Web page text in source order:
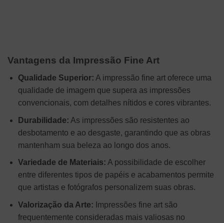
Vantagens da Impressão Fine Art
Qualidade Superior: A impressão fine art oferece uma
qualidade de imagem que supera as impressões
convencionais, com detalhes nítidos e cores vibrantes.
Durabilidade: As impressões são resistentes ao
desbotamento e ao desgaste, garantindo que as obras
mantenham sua beleza ao longo dos anos.
Variedade de Materiais: A possibilidade de escolher
entre diferentes tipos de papéis e acabamentos permite
que artistas e fotógrafos personalizem suas obras.
Valorização da Arte: Impressões fine art são
frequentemente consideradas mais valiosas no